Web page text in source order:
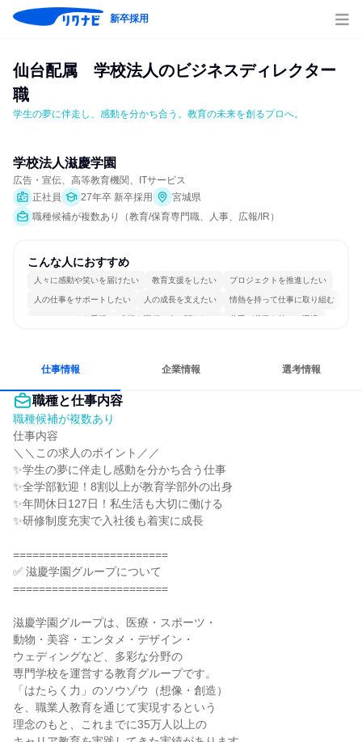
新卒採用
仙台配属　学校法人のビジネスディレクター
職
学生の夢に伴走し、感動を分かち合う。教育の未来を創るプロへ。
学校法人滋慶学園
広告・宣伝、高等教育機関、ITサービス
正社員
27年卒 新卒採用
宮城県
職種候補が複数あり（教育/保育専門職、人事、広報/IR）
こんな人におすすめ
人々に感動や笑いを届けたい 教育支援をしたい プロジェクトを推進したい
人の仕事をサポートしたい 人の成長を支えたい 情熱を持って仕事に取り組む
チームワークを重視 多様な職種の人と関われる 若手が裁量を持てる環境
仕事情報 企業情報 選考情報
職種と仕事内容
職種候補が複数あり
仕事内容
＼＼この求人のポイント／／
✨学生の夢に伴走し感動を分かち合う仕事
✨全学部歓迎！8割以上が教育学部外の出身
✨年間休日127日！私生活も大切に働ける
✨研修制度充実で入社後も着実に成長
========================
✅ 滋慶学園グループについて
========================
滋慶学園グループは、医療・スポーツ・
動物・美容・エンタメ・デザイン・
ウェディングなど、多彩な分野の
専門学校を運営する教育グループです。
「はたらく力」のソウゾウ（想像・創造）
を、職業人教育を通じて実現するという
理念のもと、これまでに35万人以上の